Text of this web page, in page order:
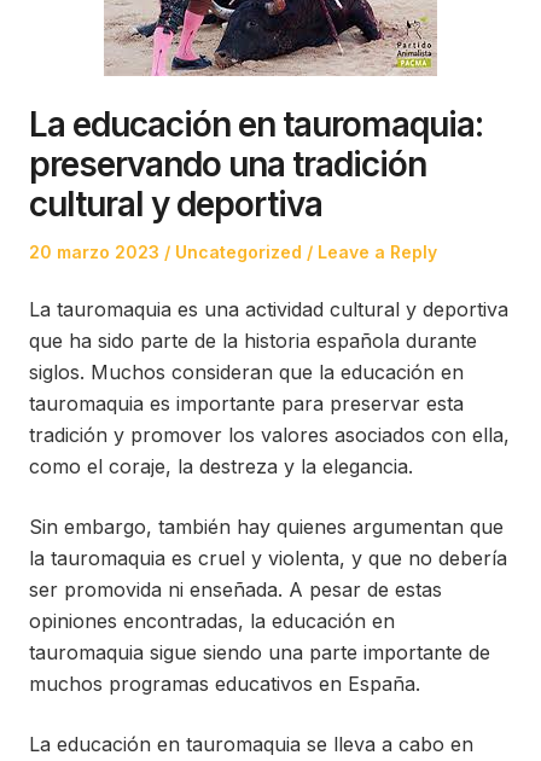
La educación en tauromaquia:
preservando una tradición
cultural y deportiva
Posted
20 marzo 2023
Posted
Uncategorized Leave a Reply
La tauromaquia es una actividad cultural y deportiva
que ha sido parte de la historia española durante
siglos. Muchos consideran que la educación en
tauromaquia es importante para preservar esta
tradición y promover los valores asociados con ella,
como el coraje, la destreza y la elegancia.
Sin embargo, también hay quienes argumentan que
la tauromaquia es cruel y violenta, y que no debería
ser promovida ni enseñada. A pesar de estas
opiniones encontradas, la educación en
tauromaquia sigue siendo una parte importante de
muchos programas educativos en España.
La educación en tauromaquia se lleva a cabo en